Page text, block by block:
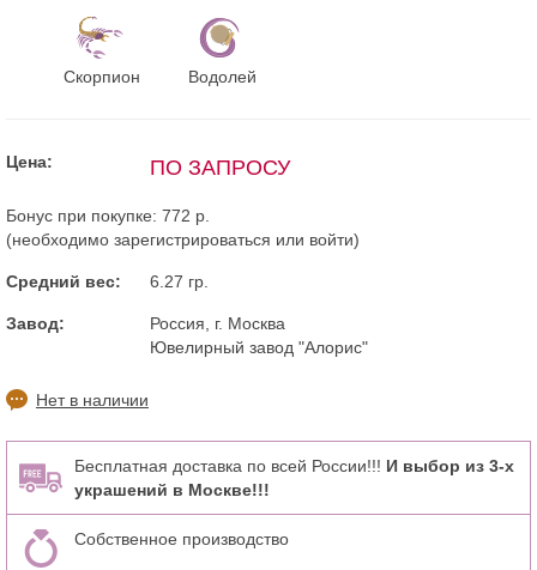
Скорпион Водолей
Цена: ПО ЗАПРОСУ
Бонус при покупке: 772 р.
(необходимо зарегистрироваться или войти)
Средний вес: 6.27 гр.
Завод:
Россия, г. Москва
Ювелирный завод "Алорис"
Нет в наличии
Бесплатная доставка по всей России!!! И выбор из 3-х
украшений в Москве!!!
Собственное производство